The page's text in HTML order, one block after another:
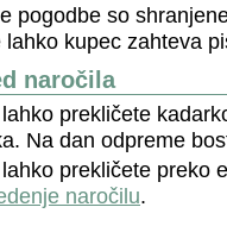
pogodbe so
lahko kupec zahteva
naročila
prekličete
Na dan odpreme
prekličete preko
naročilu.